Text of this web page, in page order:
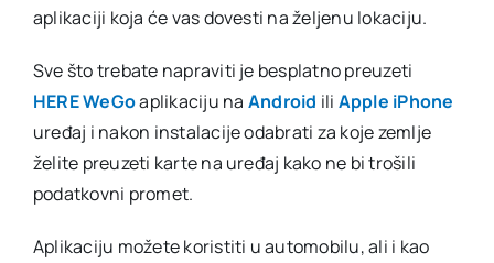
aplikaciji koja će vas dovesti na željenu lokaciju.
Sve što trebate napraviti je besplatno preuzeti
HERE WeGoaplikaciju na Android ili Apple iPhone
uređaj i nakon instalacije odabrati za koje zemlje
želite preuzeti karte na uređaj kako ne bi trošili
podatkovni promet.
Aplikaciju možete koristiti u automobilu, ali i kao